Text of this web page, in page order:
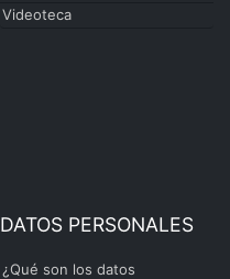
Videoteca
DATOS PERSONALES
¿Qué son los datos